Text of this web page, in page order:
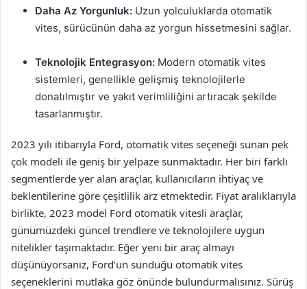
Daha Az Yorgunluk: Uzun yolculuklarda otomatik
vites, sürücünün daha az yorgun hissetmesini sağlar.
Teknolojik Entegrasyon: Modern otomatik vites
sistemleri, genellikle gelişmiş teknolojilerle
donatılmıştır ve yakıt verimliliğini artıracak şekilde
tasarlanmıştır.
2023 yılı itibarıyla Ford, otomatik vites seçeneği sunan pek
çok modeli ile geniş bir yelpaze sunmaktadır. Her biri farklı
segmentlerde yer alan araçlar, kullanıcıların ihtiyaç ve
beklentilerine göre çeşitlilik arz etmektedir. Fiyat aralıklarıyla
birlikte, 2023 model Ford otomatik vitesli araçlar,
günümüzdeki güncel trendlere ve teknolojilere uygun
nitelikler taşımaktadır. Eğer yeni bir araç almayı
düşünüyorsanız, Ford’un sunduğu otomatik vites
seçeneklerini mutlaka göz önünde bulundurmalısınız. Sürüş